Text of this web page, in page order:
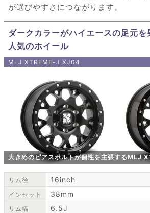
が選びやすさにつながります。
ダークカラーがハイエースの足元を
人気のホイール
MLJ XTREME-J XJ04
大きめのピアスボルトが個性を主張するMLJ
リム径 16inch
インセット 38mm
リム幅 6.5J